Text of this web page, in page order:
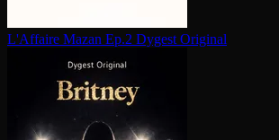
L'Affaire Mazan Ep.2 Dygest Original